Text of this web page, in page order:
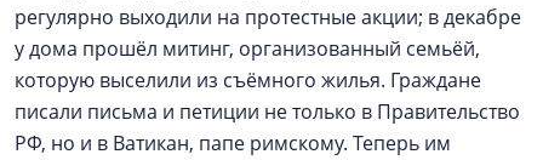
регулярно выходили на протестные акции; в декабре
у дома прошёл митинг, организованный семьёй,
которую выселили из съёмного жилья. Граждане
писали письма и петиции не только в Правительство
РФ, но и в Ватикан, папе римскому. Теперь им